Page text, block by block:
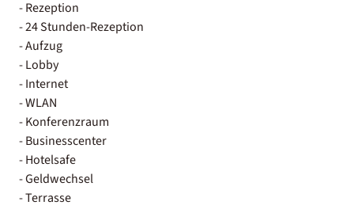
- Rezeption
- 24 Stunden-Rezeption
- Aufzug
- Lobby
- Internet
- WLAN
- Konferenzraum
- Businesscenter
- Hotelsafe
- Geldwechsel
- Terrasse